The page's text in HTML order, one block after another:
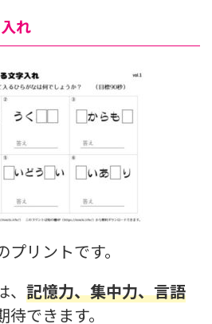
れ
リントです。
記憶力、集中力、言語
待できます。